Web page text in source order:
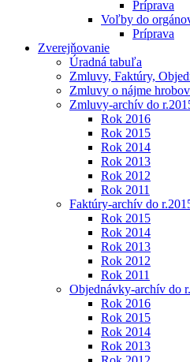
Príprava
Voľby do
Príprava
Zverejňovanie
Úradná tabuľa
Zmluvy, Faktúry,
Zmluvy o nájme
Zmluvy-archív do
Rok 2016
Rok 2015
Rok 2014
Rok 2013
Rok 2012
Rok 2011
Faktúry-archív do
Rok 2015
Rok 2014
Rok 2013
Rok 2012
Rok 2011
Objednávky-archív do
Rok 2016
Rok 2015
Rok 2014
Rok 2013